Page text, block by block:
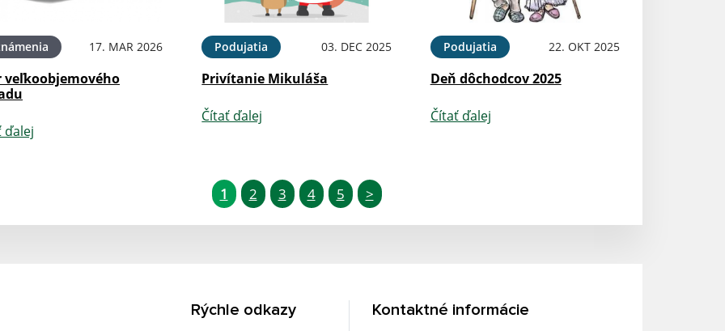
17. MAR 2026
veľkoobjemového
ďalej
Podujatia 03. DEC 2025
Privítanie Mikuláša
Čítať ďalej
Podujatia 22. OKT 2025
Deň dôchodcov 2025
Čítať ďalej
1 2 3 4 5 >
Rýchle odkazy Kontaktné informácie